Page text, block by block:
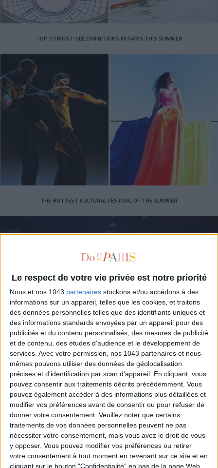
Le respect de votre vie privée est notre priorité
Nous et nos 1043 partenaires stockons et/ou accédons à des
informations sur un appareil, telles que les cookies, et traitons
des données personnelles telles que des identifiants uniques et
des informations standards envoyées par un appareil pour des
publicités et du contenu personnalisés, des mesures de publicité
et de contenu, des études d'audience et le développement de
services. Avec votre permission, nos 1043 partenaires et nous-
mêmes pouvons utiliser des données de géolocalisation
précises et d’identification par scan d'appareil. En cliquant, vous
pouvez consentir aux traitements décrits précédemment. Vous
pouvez également accéder à des informations plus détaillées et
modifier vos préférences avant de consentir ou pour refuser de
donner votre consentement. Veuillez noter que certains
traitements de vos données personnelles peuvent ne pas
nécessiter votre consentement, mais vous avez le droit de vous
y opposer. Vous pouvez modifier vos préférences ou retirer
votre consentement à tout moment en revenant sur ce site et en
cliquant sur le bouton "Confidentialité" en bas de la page Web.
TOP 10 MUST-SEE EXHIBITIONS IN PARIS THIS SUMMER
THE HOTTEST CULTURAL FESTIVAL OF THE SUMMER
LADY AGATHA: THE MUSICAL THAT TELLS THE STORY OF AGATHA CHRISTIE